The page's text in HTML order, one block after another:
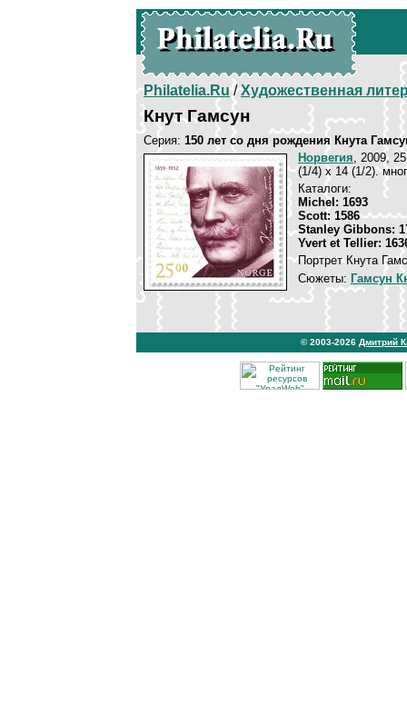
Philatelia.Ru/Художественная
Кнут Гамсун
Серия: 150 лет со дня рождения Кнута
Норвегия, 2009,
(1/4) х 14 (1/2).
Каталоги:
Michel: 1693
Scott: 1586
Stanley Gibbons:
Yvert et Tellier:
Портрет Кнута
Сюжеты: Гамсун
© 2003-2026 Дмитрий